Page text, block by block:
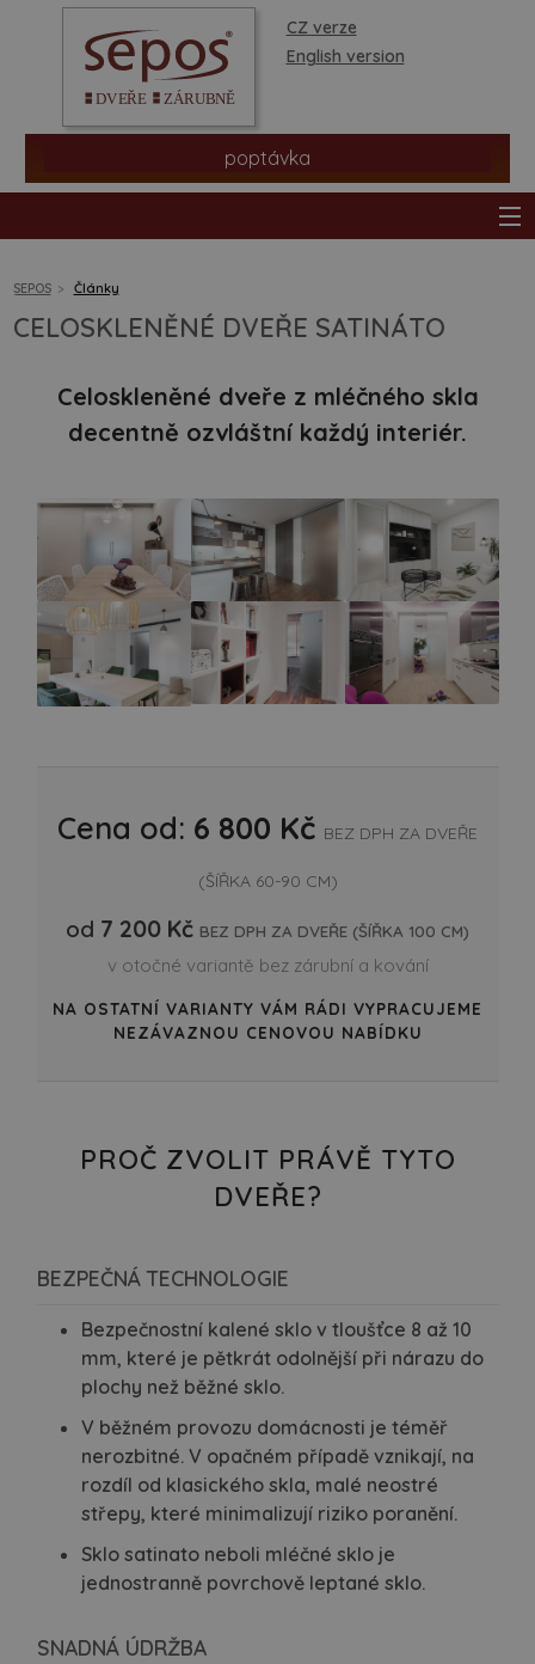
CZ verze
English version
poptávka
prodejní síť
SEPOS Články
CELOSKLENĚNÉ DVEŘE SATINÁTO
Celoskleněné dveře z mléčného skla
decentně ozvláštní každý interiér.
Cena od: 6 800 Kč BEZ DPH ZA DVEŘE
(ŠÍŘKA 60-90 CM)
od 7 200 Kč BEZ DPH ZA DVEŘE (ŠÍŘKA 100 CM)
v otočné variantě bez zárubní a kování
NA OSTATNÍ VARIANTY VÁM RÁDI VYPRACUJEME
NEZÁVAZNOU CENOVOU NABÍDKU
PROČ ZVOLIT PRÁVĚ TYTO
DVEŘE?
BEZPEČNÁ TECHNOLOGIE
Bezpečnostní kalené sklo v tloušťce 8 až 10
mm, které je pětkrát odolnější při nárazu do
plochy než běžné sklo.
V běžném provozu domácnosti je téměř
nerozbitné. V opačném případě vznikají, na
rozdíl od klasického skla, malé neostré
střepy, které minimalizují riziko poranění.
Sklo satinato neboli mléčné sklo je
jednostranně povrchově leptané sklo.
SNADNÁ ÚDRŽBA